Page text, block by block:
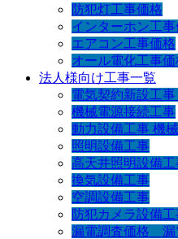
防犯灯工事価格
インターホン工事
エアコン工事価格
オール電化工事価
法人様向け工事一覧
電気契約新設工
機械電源接続工事
動力設備工事 機
照明設備工事
高天井照明設備工
換気設備工事
空調設備工事
防犯カメラ設備
漏電調査価格 漏